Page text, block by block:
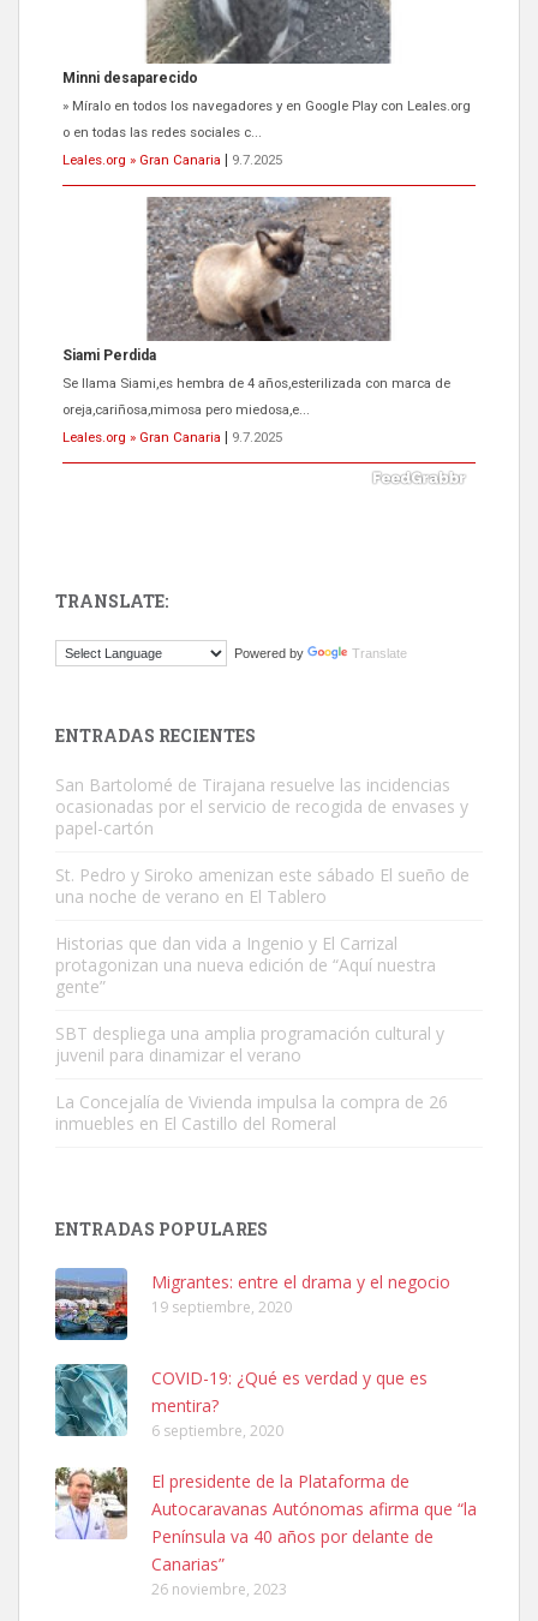
Siami Perdida
Se llama Siami,es hembra de 4 años,esterilizada con marca de
oreja,cariñosa,mimosa pero miedosa,e...
Leales.org » Gran Canaria | 9.7.2025
ADOPCIÓN URGENTE GATA TEROR GRAN CANARIA
El ayuntamiento se va a llevar a Los Gatos callejeros de la zona los
próximos días, ella incluida...
Leales.org » Gran Canaria | 9.7.2025
Este gato macho ha aparecido en la calle hace menos de un mes,
Busco adopción responsable para mi perra. Pastor alemán,
hembra, 4 años. Por motivos personales ...
Leales.org » Gran Canaria
06/07/2025 ZONA MESA Y LOPEZ. ES MUY ASUSTADIZO
Leales.org » Gran Canaria
Ninfa perdida
El día 5 se los perdió una ninfa papillera, asustada tiene miedo a la
calle, se perdió por la zon...
Leales.org » Gran Canaria
6.7.2025
TRANSLATE:
Powered by Translate
ENTRADAS RECIENTES
San Bartolomé de Tirajana resuelve las incidencias
ocasionadas por el servicio de recogida de envases y
papel-cartón
St. Pedro y Siroko amenizan este sábado El sueño de
una noche de verano en El Tablero
Historias que dan vida a Ingenio y El Carrizal
protagonizan una nueva edición de “Aquí nuestra
gente”
SBT despliega una amplia programación cultural y
juvenil para dinamizar el verano
La Concejalía de Vivienda impulsa la compra de 26
inmuebles en El Castillo del Romeral
ENTRADAS POPULARES
Migrantes: entre el drama y el negocio
19 septiembre, 2020
COVID-19: ¿Qué es verdad y que es
mentira?
6 septiembre, 2020
El presidente de la Plataforma de
Autocaravanas Autónomas afirma que “la
Península va 40 años por delante de
Canarias”
26 noviembre, 2023